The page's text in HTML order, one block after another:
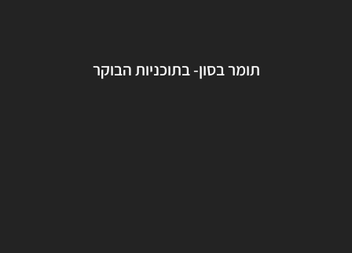
תומר בסון- בתוכניות הבוקר